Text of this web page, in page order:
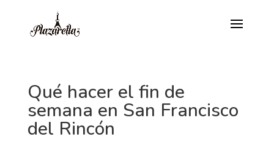
Qué hacer el fin de
semana en San Francisco
del Rincón